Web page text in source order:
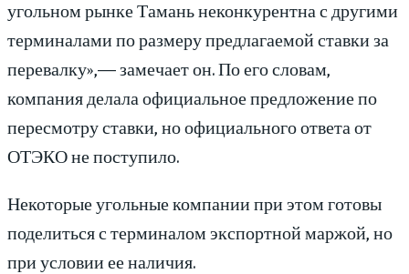
угольном рынке Тамань неконкурентна с другими
терминалами по размеру предлагаемой ставки за
перевалку»,— замечает он. По его словам,
компания делала официальное предложение по
пересмотру ставки, но официального ответа от
ОТЭКО не поступило.
Некоторые угольные компании при этом готовы
поделиться с терминалом экспортной маржой, но
при условии ее наличия.